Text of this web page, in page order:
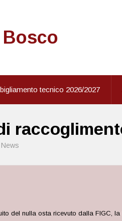
tecnico 2026/2027
News
del nulla osta ricevuto dalla FIGC,